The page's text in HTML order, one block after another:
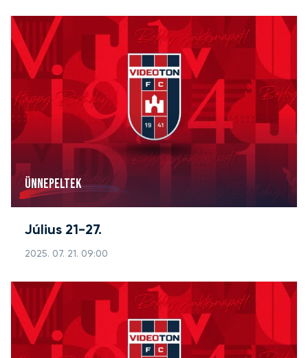
ÜNNEPELTEK
Július 21-27.
2025. 07. 21. 09:00